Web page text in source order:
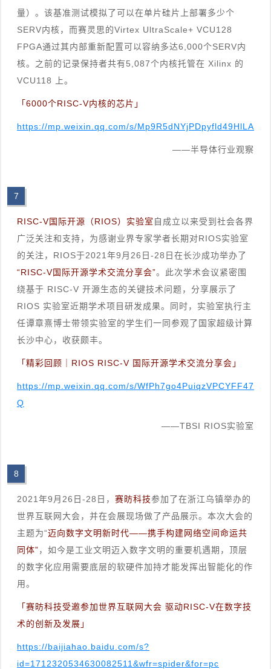
量）。该基准测试模拟了可以在单片硅片上部署多少个
SERV内核，而赛灵思的Virtex UltraScale+ VCU128
FPGA通过其内部重新配置可以容纳多达6,000个SERV内
核。之前的记录保持者共有5,087个内核托管在 Xilinx 的
VCU118 上。
「6000个RISC-V内核的芯片」
https://mp.weixin.qq.com/s/Mp9R5dNYjPDpyfld49HlLA
——半导体行业观察
7
RISC-V国际开源（RIOS）实验室 自成立以来受到社会各界
广泛关注和支持，为感谢业界专家学者长期对RIOS实验室
的关注，RIOS于2021年9月26日-28日在长沙成功举办了
“RISC-V国际开源学术交流分享会”。此次学术会议紧密围
绕基于 RISC-V 开源生态的关键技术问题，分享展示了
RIOS 实验室近期学术项目研发成果。同时，实验室执行主
任谭章熹博士带领实验室的学生们一同参观了国家超级计算
长沙中心，收获颇丰。
「精彩回顾｜RIOS RISC-V 国际开源学术交流分享会」
https://mp.weixin.qq.com/s/WfPh7go4PuiqzVPCYFF47
Q
——TBSI RIOS实验室
8
2021年9月26日-28日， 赛昉科技参加了在浙江乌镇举办的
世界互联网大会，并在会展现场做了产品展示。本次大会的
主题为“迈向数字文明新时代——携手构建网络空间命运共
同体”，如今是工业文明迈入数字文明的重要机遇期，顶层
的数字化应用需要底层的软硬件加持才能发挥出智能化的作
用。
「赛昉科技受邀参加世界互联网大会 驱动RISC-V在数字技
术的创新及发展」
https://baijiahao.baidu.com/s?
id=1712320534630082511&wfr=spider&for=pc